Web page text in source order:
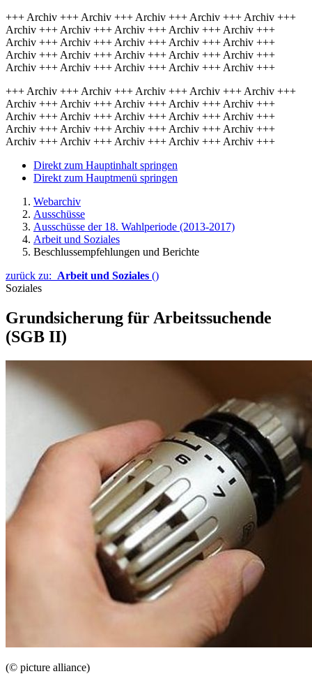
+++ Archiv +++ Archiv +++ Archiv +++ Archiv +++ Archiv +++
Archiv +++ Archiv +++ Archiv +++ Archiv +++ Archiv +++
Archiv +++ Archiv +++ Archiv +++ Archiv +++ Archiv +++
Archiv +++ Archiv +++ Archiv +++ Archiv +++ Archiv +++
Archiv +++ Archiv +++ Archiv +++ Archiv +++ Archiv +++
+++ Archiv +++ Archiv +++ Archiv +++ Archiv +++ Archiv +++
Archiv +++ Archiv +++ Archiv +++ Archiv +++ Archiv +++
Archiv +++ Archiv +++ Archiv +++ Archiv +++ Archiv +++
Archiv +++ Archiv +++ Archiv +++ Archiv +++ Archiv +++
Archiv +++ Archiv +++ Archiv +++ Archiv +++ Archiv +++
Direkt zum Hauptinhalt springen
Direkt zum Hauptmenü springen
Webarchiv
Ausschüsse
Ausschüsse der 18. Wahlperiode (2013-2017)
Arbeit und Soziales
Beschlussempfehlungen und Berichte
zurück zu: Arbeit und Soziales ()
Soziales
Grundsicherung für Arbeitssuchende
(SGB II)
(© picture alliance)